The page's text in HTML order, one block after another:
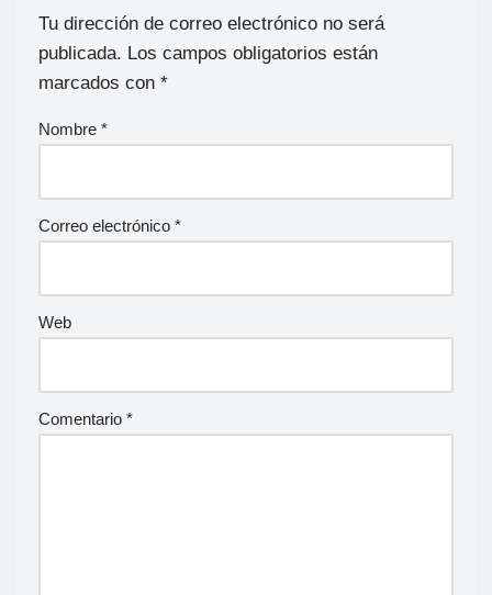
Tu dirección de correo electrónico no será
publicada. Los campos obligatorios están
marcados con *
Nombre *
Correo electrónico *
Web
Comentario *